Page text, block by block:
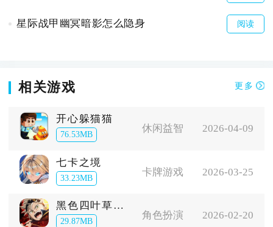
星际战甲幽冥暗影怎么隐身 阅读
相关游戏 更多
开心躲猫猫
76.53MB
休闲益智 2026-04-09
七卡之境
33.23MB
卡牌游戏 2026-03-25
黑色四叶草魔法帝之道
29.87MB
角色扮演 2026-02-20